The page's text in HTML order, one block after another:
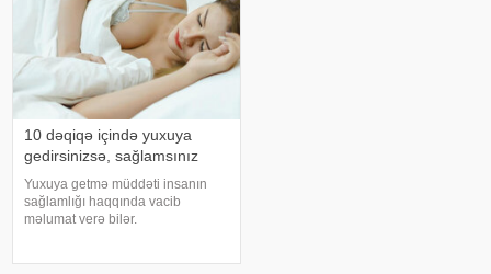
10 dəqiqə içində yuxuya
gedirsinizsə, sağlamsınız
Yuxuya getmə müddəti insanın
sağlamlığı haqqında vacib
məlumat verə bilər.